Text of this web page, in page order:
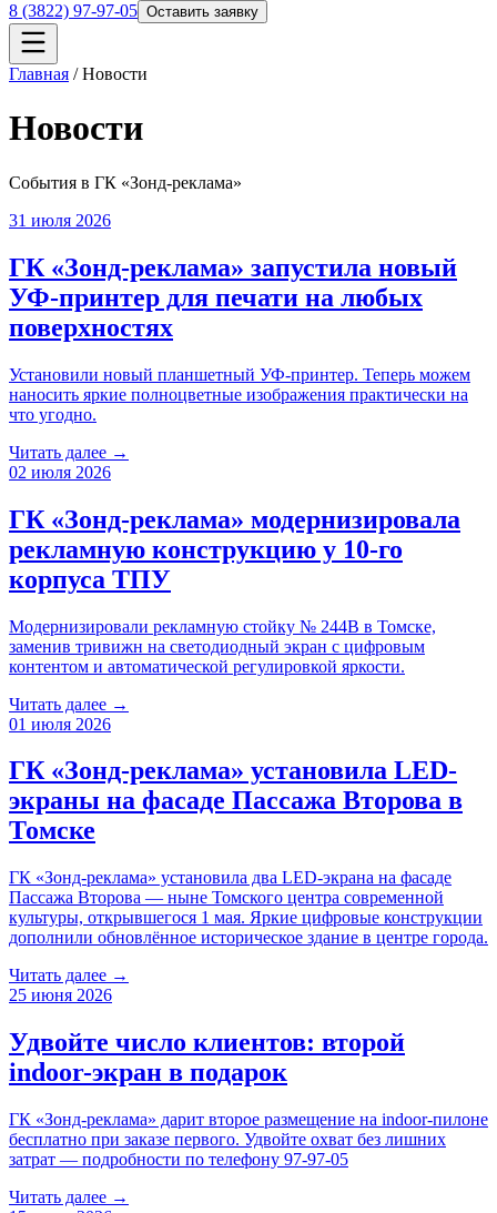
8 (3822) 97-97-05 Оставить заявку
Главная /Новости
Новости
События в ГК «Зонд-реклама»
31 июля 2026
ГК «Зонд-реклама» запустила новый
УФ-принтер для печати на любых
поверхностях
Установили новый планшетный УФ-принтер. Теперь можем
наносить яркие полноцветные изображения практически на
что угодно.
Читать далее →
02 июля 2026
ГК «Зонд-реклама» модернизировала
рекламную конструкцию у 10-го
корпуса ТПУ
Модернизировали рекламную стойку № 244B в Томске,
заменив тривижн на светодиодный экран с цифровым
контентом и автоматической регулировкой яркости.
Читать далее →
01 июля 2026
ГК «Зонд-реклама» установила LED-
экраны на фасаде Пассажа Второва в
Томске
ГК «Зонд-реклама» установила два LED-экрана на фасаде
Пассажа Второва — ныне Томского центра современной
культуры, открывшегося 1 мая. Яркие цифровые конструкции
дополнили обновлённое историческое здание в центре города.
Читать далее →
25 июня 2026
Удвойте число клиентов: второй
indoor-экран в подарок
ГК «Зонд-реклама» дарит второе размещение на indoor-пилоне
бесплатно при заказе первого. Удвойте охват без лишних
затрат — подробности по телефону 97-97-05
Читать далее →